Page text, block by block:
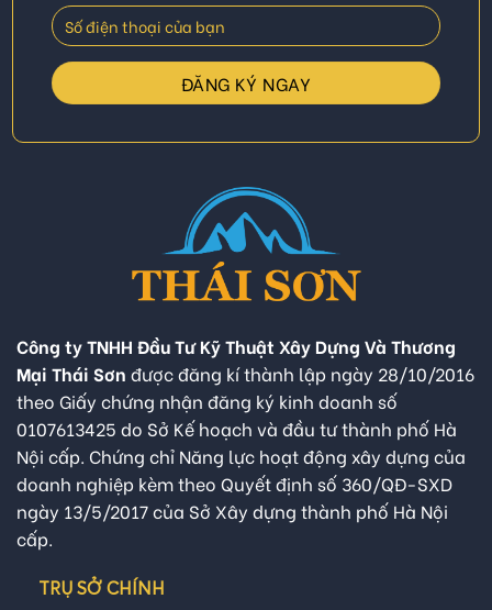
Công ty TNHH Đầu Tư Kỹ Thuật Xây Dựng Và Thương
Mại Thái Sơn được đăng kí thành lập ngày 28/10/2016
theo Giấy chứng nhận đăng ký kinh doanh số
0107613425 do Sở Kế hoạch và đầu tư thành phố Hà
Nội cấp. Chứng chỉ Năng lực hoạt động xây dựng của
doanh nghiệp kèm theo Quyết định số 360/QĐ-SXD
ngày 13/5/2017 của Sở Xây dựng thành phố Hà Nội
cấp.
TRỤ SỞ CHÍNH